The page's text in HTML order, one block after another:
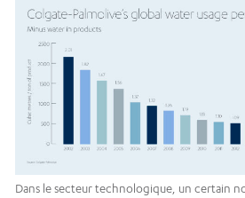
Dans le secteur technologique, un certain